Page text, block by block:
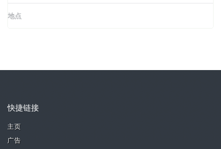
地点
快捷链接
主页
广告